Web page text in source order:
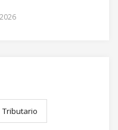
Tributario